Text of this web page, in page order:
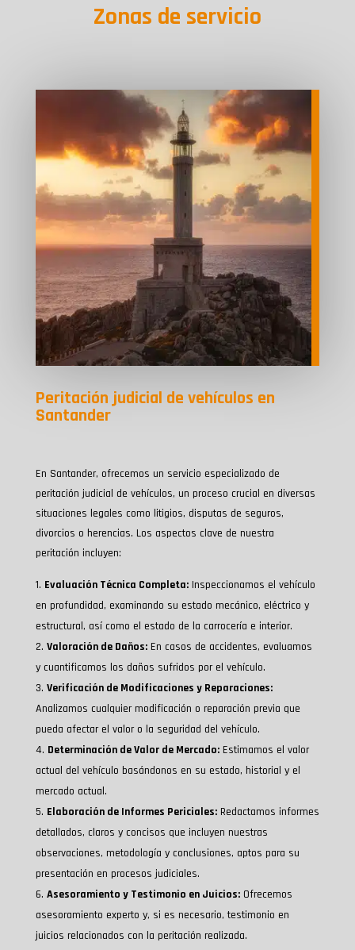
Zonas de servicio
Peritación judicial de vehículos en
Santander
En Santander, ofrecemos un servicio especializado de
peritación judicial de vehículos, un proceso crucial en diversas
situaciones legales como litigios, disputas de seguros,
divorcios o herencias. Los aspectos clave de nuestra
peritación incluyen:
Evaluación Técnica Completa:Inspeccionamos el vehículo
en profundidad, examinando su estado mecánico, eléctrico y
estructural, así como el estado de la carrocería e interior.
Valoración de Daños:En casos de accidentes, evaluamos
y cuantificamos los daños sufridos por el vehículo.
Verificación de Modificaciones y Reparaciones:
Analizamos cualquier modificación o reparación previa que
pueda afectar el valor o la seguridad del vehículo.
Determinación de Valor de Mercado:Estimamos el valor
actual del vehículo basándonos en su estado, historial y el
mercado actual.
Elaboración de Informes Periciales:Redactamos informes
detallados, claros y concisos que incluyen nuestras
observaciones, metodología y conclusiones, aptos para su
presentación en procesos judiciales.
Asesoramiento y Testimonio en Juicios:Ofrecemos
asesoramiento experto y, si es necesario, testimonio en
juicios relacionados con la peritación realizada.